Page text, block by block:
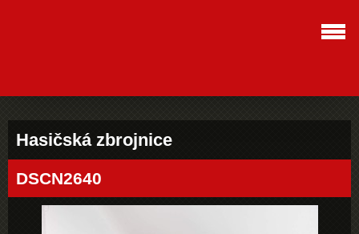
Hasičská zbrojnice
DSCN2640